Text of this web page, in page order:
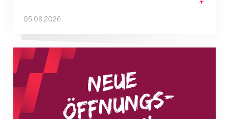
05.08.2026
Neue Empfangszeiten ab 1. August 2026